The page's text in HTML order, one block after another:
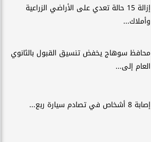
إزالة 15 حالة تعدي على الأراضي الزراعية
وأملاك...
محافظ سوهاج يخفض تنسيق القبول بالثانوي
العام إلى...
إصابة 8 أشخاص في تصادم سيارة ربع...